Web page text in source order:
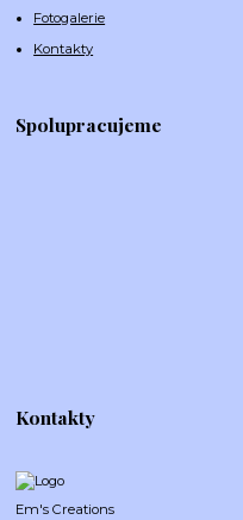
Fotogalerie
Kontakty
Spolupracujeme
Kontakty
Em's Creations